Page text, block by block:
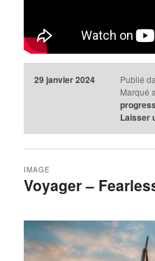
29 janvier 2024 Publié
Marqué
Laisser
Voyager –
IMAGE